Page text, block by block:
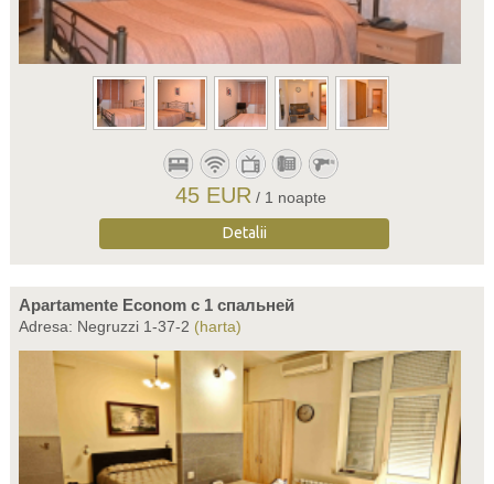
45 EUR / 1 noapte
Detalii
Apartamente Econom c 1 спальней
Adresa: Negruzzi 1-37-2 (harta)